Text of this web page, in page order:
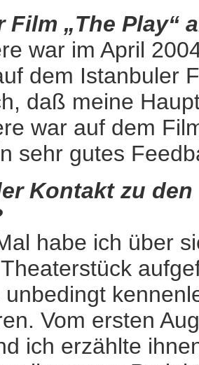
Film „The Play“
war im April
dem Istanbuler
daß meine
war auf dem
sehr gutes
Kontakt zu
habe ich über
Vom ersten
ich erzählte